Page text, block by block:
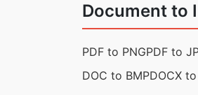
Document to
PDF to PNGPDF to
DOC to BMPDOCX